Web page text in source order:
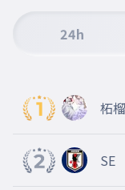
24h
柘
SE